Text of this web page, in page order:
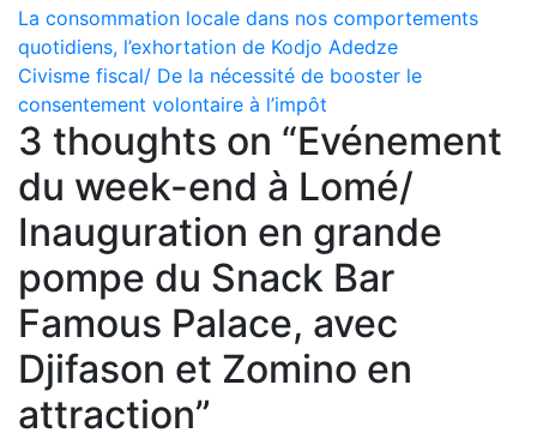
Navigation
de
l’article
La consommation locale dans nos comportements
quotidiens, l’exhortation de Kodjo Adedze
Civisme fiscal/ De la nécessité de booster le
consentement volontaire à l’impôt
3 thoughts on “Evénement
du week-end à Lomé/
Inauguration en grande
pompe du Snack Bar
Famous Palace, avec
Djifason et Zomino en
attraction”